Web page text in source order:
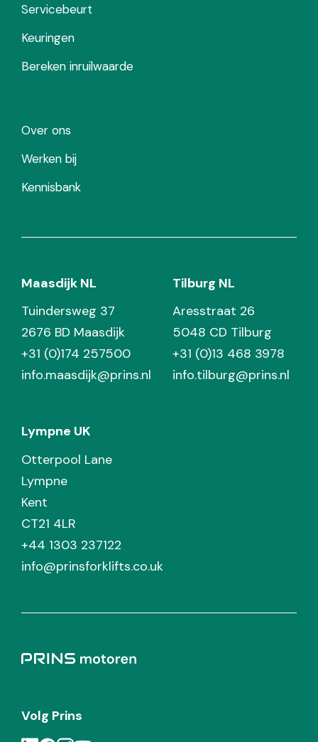
Servicebeurt
Keuringen
Bereken inruilwaarde
Over ons
Werken bij
Kennisbank
Maasdijk NL
Tuindersweg 37
2676 BD Maasdijk
+31 (0)174 257500
info.maasdijk@prins.nl
Tilburg NL
Aresstraat 26
5048 CD Tilburg
+31 (0)13 468 3978
info.tilburg@prins.nl
Lympne UK
Otterpool Lane
Lympne
Kent
CT21 4LR
+44 1303 237122
info@prinsforklifts.co.uk
Volg Prins